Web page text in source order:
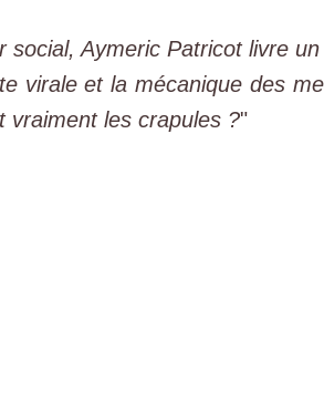
social, Aymeric Patricot livre
virale et la mécanique des
vraiment les crapules ?"